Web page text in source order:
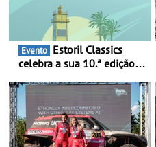
Evento
celebra a sua 10.ª edição
2026